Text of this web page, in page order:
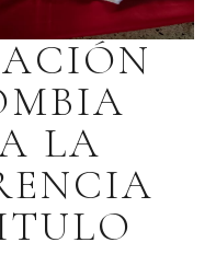
LA